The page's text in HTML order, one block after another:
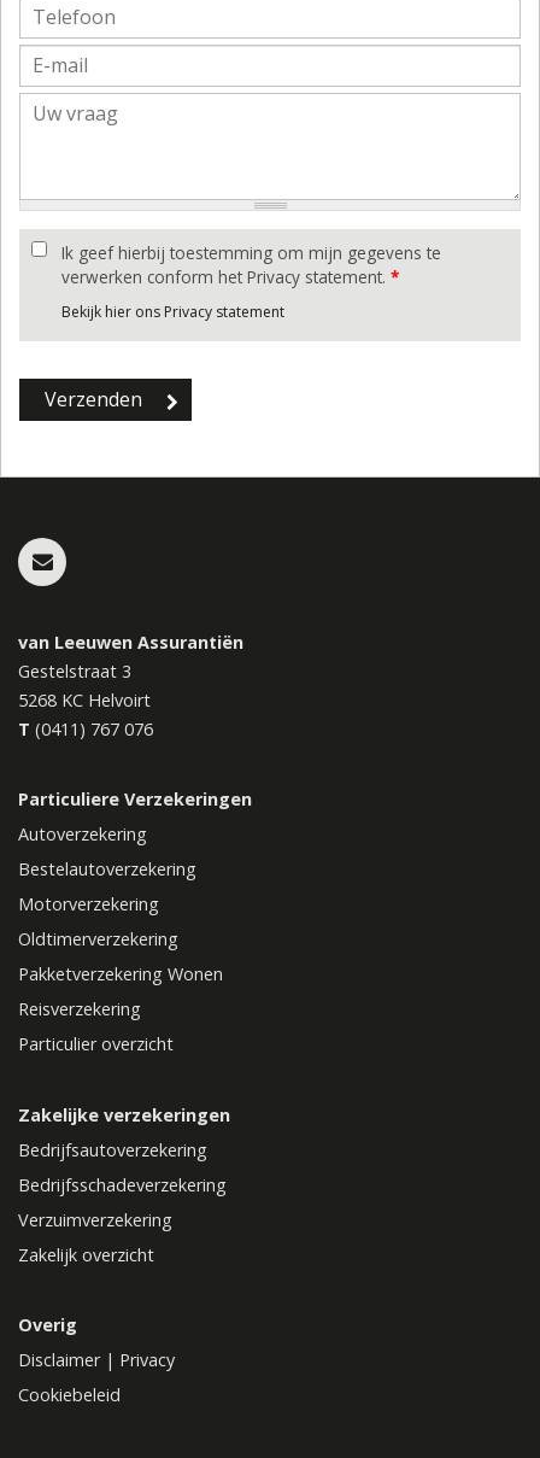
Ik geef hierbij toestemming om mijn gegevens te
verwerken conform het Privacy statement. *
Bekijk hier ons Privacy statement
van Leeuwen Assurantiën
Gestelstraat 3
5268 KC Helvoirt
T (0411) 767 076
Particuliere Verzekeringen
Autoverzekering
Bestelautoverzekering
Motorverzekering
Oldtimerverzekering
Pakketverzekering Wonen
Reisverzekering
Particulier overzicht
Zakelijke verzekeringen
Bedrijfsautoverzekering
Bedrijfsschadeverzekering
Verzuimverzekering
Zakelijk overzicht
Overig
Disclaimer| Privacy
Cookiebeleid